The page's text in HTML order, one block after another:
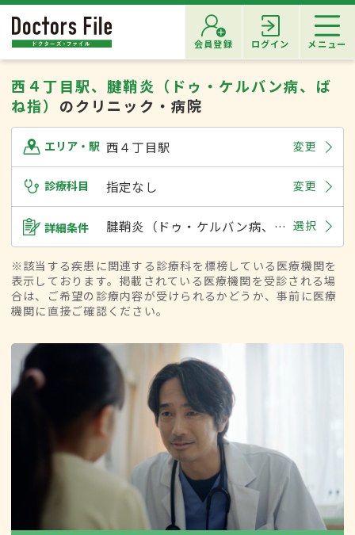
会員登録 ログイン メニュー
西４丁目駅、腱鞘炎（ドゥ・ケルバン病、ば
ね指） のクリニック・病院
エリア・駅 西４丁目駅 変更
診療科目 指定なし 変更
詳細条件 腱鞘炎（ドゥ・ケルバン病、ばね指） 選択
※該当する疾患に関連する診療科を標榜している医療機関を
表示しております。掲載されている医療機関を受診される場
合は、ご希望の診療内容が受けられるかどうか、事前に医療
機関に直接ご確認ください。